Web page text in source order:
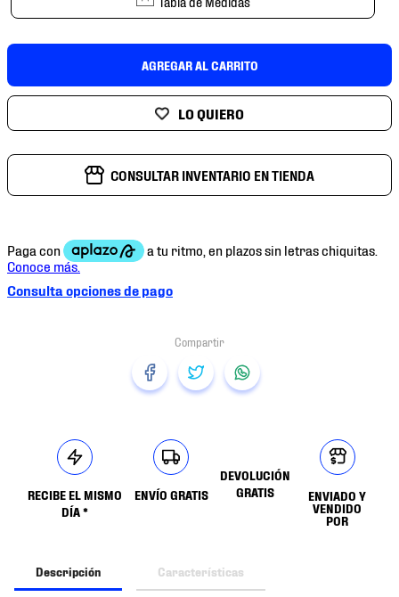
AGREGAR AL CARRITO
CONSULTAR INVENTARIO EN TIENDA
Consulta opciones de pago
RECIBE EL MISMO
DÍA *
ENVÍO GRATIS
DEVOLUCIÓN
GRATIS
ENVIADO Y
VENDIDO
POR
Descripción Características